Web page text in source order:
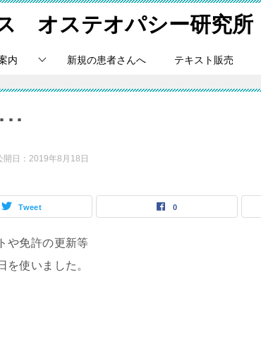
オステオパシー研究所
内 新規の患者さんへ テキスト販売
･
開日： 2019年8月18日
Tweet 0
や免許の更新等
を使いました。